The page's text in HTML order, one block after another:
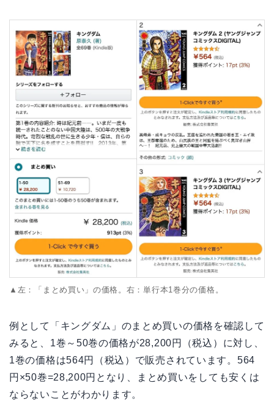
▲左：「まとめ買い」の価格。右：単行本1巻分の価格。
例として「キングダム」のまとめ買いの価格を確認して
みると、1巻～50巻の価格が28,200円（税込）に対し、
1巻の価格は564円（税込）で販売されています。564
円×50巻=28,200円となり、まとめ買いをしても安くは
ならないことがわかります。